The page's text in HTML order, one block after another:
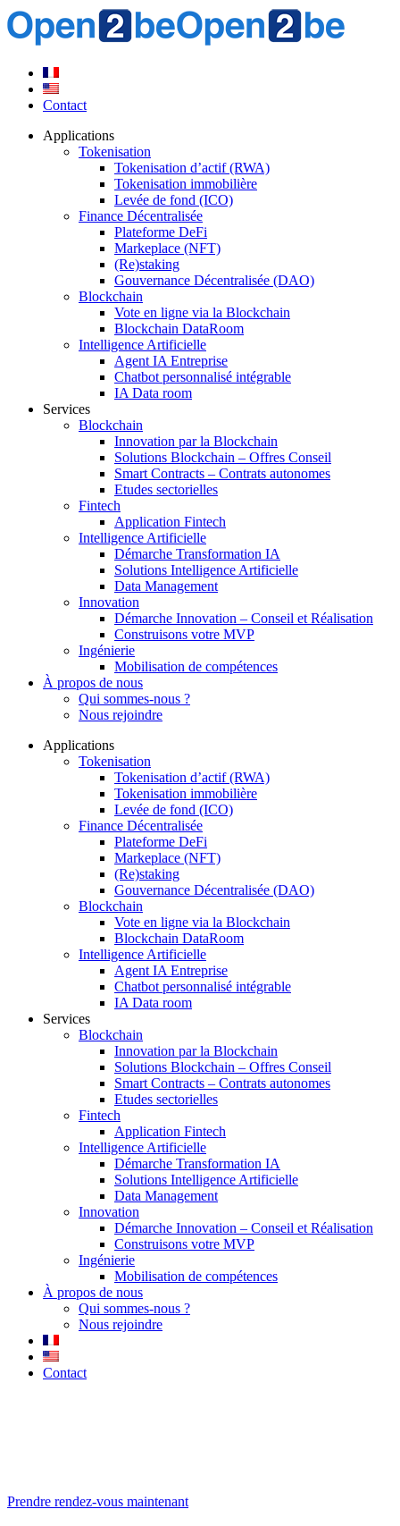
Contact
Applications
Tokenisation
Tokenisation d’actif (RWA)
Tokenisation immobilière
Levée de fond (ICO)
Finance Décentralisée
Plateforme DeFi
Markeplace (NFT)
(Re)staking
Gouvernance Décentralisée (DAO)
Blockchain
Vote en ligne via la Blockchain
Blockchain DataRoom
Intelligence Artificielle
Agent IA Entreprise
Chatbot personnalisé intégrable
IA Data room
Services
Blockchain
Innovation par la Blockchain
Solutions Blockchain – Offres Conseil
Smart Contracts – Contrats autonomes
Etudes sectorielles
Fintech
Application Fintech
Intelligence Artificielle
Démarche Transformation IA
Solutions Intelligence Artificielle
Data Management
Innovation
Démarche Innovation – Conseil et Réalisation
Construisons votre MVP
Ingénierie
Mobilisation de compétences
À propos de nous
Qui sommes-nous ?
Nous rejoindre
Applications
Tokenisation
Tokenisation d’actif (RWA)
Tokenisation immobilière
Levée de fond (ICO)
Finance Décentralisée
Plateforme DeFi
Markeplace (NFT)
(Re)staking
Gouvernance Décentralisée (DAO)
Blockchain
Vote en ligne via la Blockchain
Blockchain DataRoom
Intelligence Artificielle
Agent IA Entreprise
Chatbot personnalisé intégrable
IA Data room
Services
Blockchain
Innovation par la Blockchain
Solutions Blockchain – Offres Conseil
Smart Contracts – Contrats autonomes
Etudes sectorielles
Fintech
Application Fintech
Intelligence Artificielle
Démarche Transformation IA
Solutions Intelligence Artificielle
Data Management
Innovation
Démarche Innovation – Conseil et Réalisation
Construisons votre MVP
Ingénierie
Mobilisation de compétences
À propos de nous
Qui sommes-nous ?
Nous rejoindre
Contact
Prendre rendez-vous maintenant